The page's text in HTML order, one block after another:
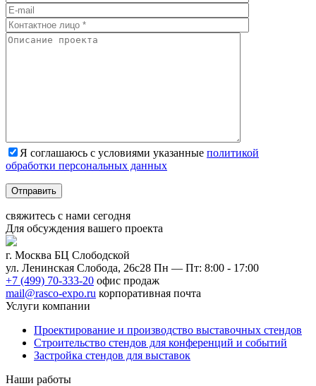
Я соглашаюсь с условиями указанные политикой
обработки персональных данных
Отправить
свяжитесь с нами сегодня
Для обсуждения вашего проекта
г. Москва БЦ Слободской
ул. Ленинская Слобода, 26с28 Пн — Пт: 8:00 - 17:00
+7 (499) 70-333-20 офис продаж
mail@rasco-expo.ru корпоративная почта
Услуги компании
Проектирование и производство выставочных стендов
Строительство стендов для конференций и событий
Застройка стендов для выставок
Наши работы